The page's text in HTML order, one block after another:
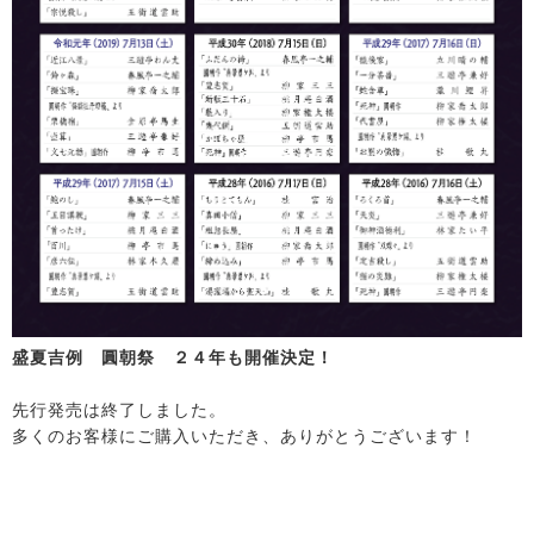
盛夏吉例 圓朝祭 ２４年も開催決定！
先行発売は終了しました。
多くのお客様にご購入いただき、ありがとうございます！